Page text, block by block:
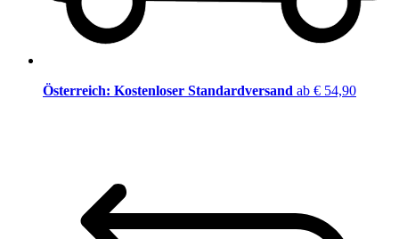
Österreich: Kostenloser Standardversand ab € 54,90